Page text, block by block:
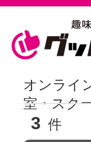
オンライ
室・スク
3 件